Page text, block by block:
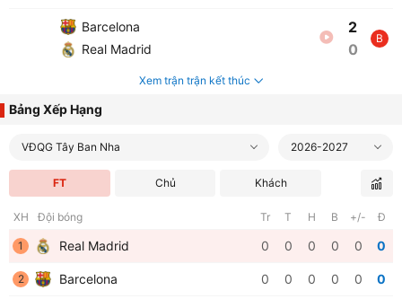
Barcelona
Real Madrid
2
0
B
Xem trận trận kết thúc
Bảng Xếp Hạng
VĐQG Tây Ban Nha 2026-2027
FT Chủ Khách
XH Đội bóng Tr T H B +/- Đ
1 Real Madrid 0 0 0 0 0 0
2 Barcelona 0 0 0 0 0 0